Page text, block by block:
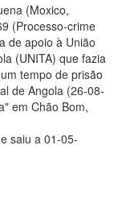
(Moxico,
(Processo-crime
de apoio à União
(UNITA) que fazia
tempo de prisão
de Angola (26-08-
em Chão Bom,
saiu a 01-05-